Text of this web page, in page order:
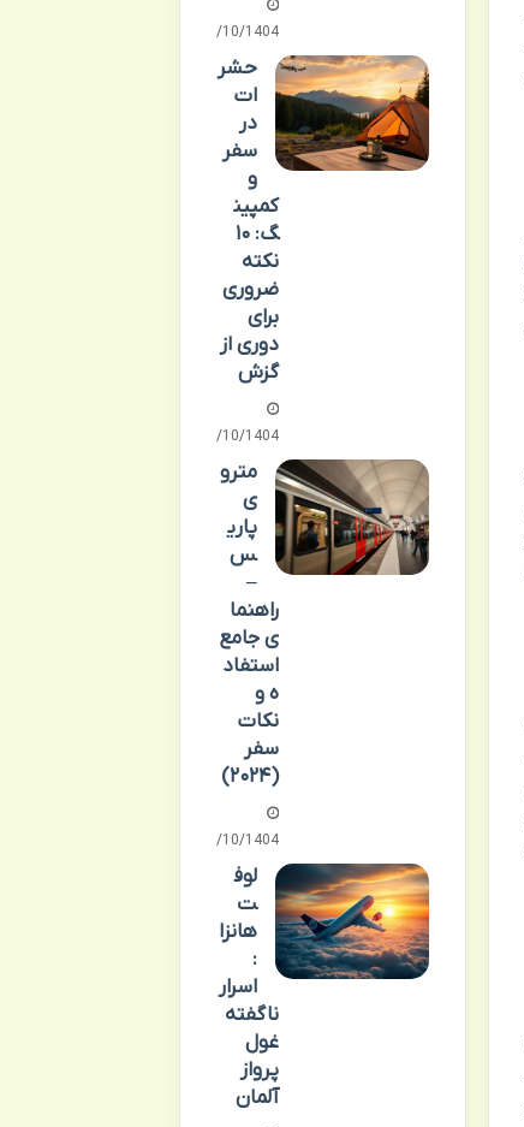
07/10/1404
حشر
ات
در
سفر
و
کمپین
گ: ۱۰
نکته
ضروری
برای
دوری از
گزش
08/10/1404
مترو
ی
پاری
س
–
راهنما
ی جامع
استفاد
ه و
نکات
سفر
(۲۰۲۴)
09/10/1404
لوف
ت
هانزا
:
اسرار
ناگفته
غول
پرواز
آلمان